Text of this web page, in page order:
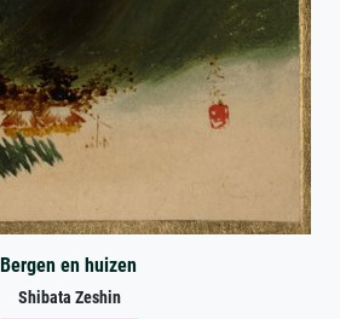
Bergen en huizen
Shibata Zeshin